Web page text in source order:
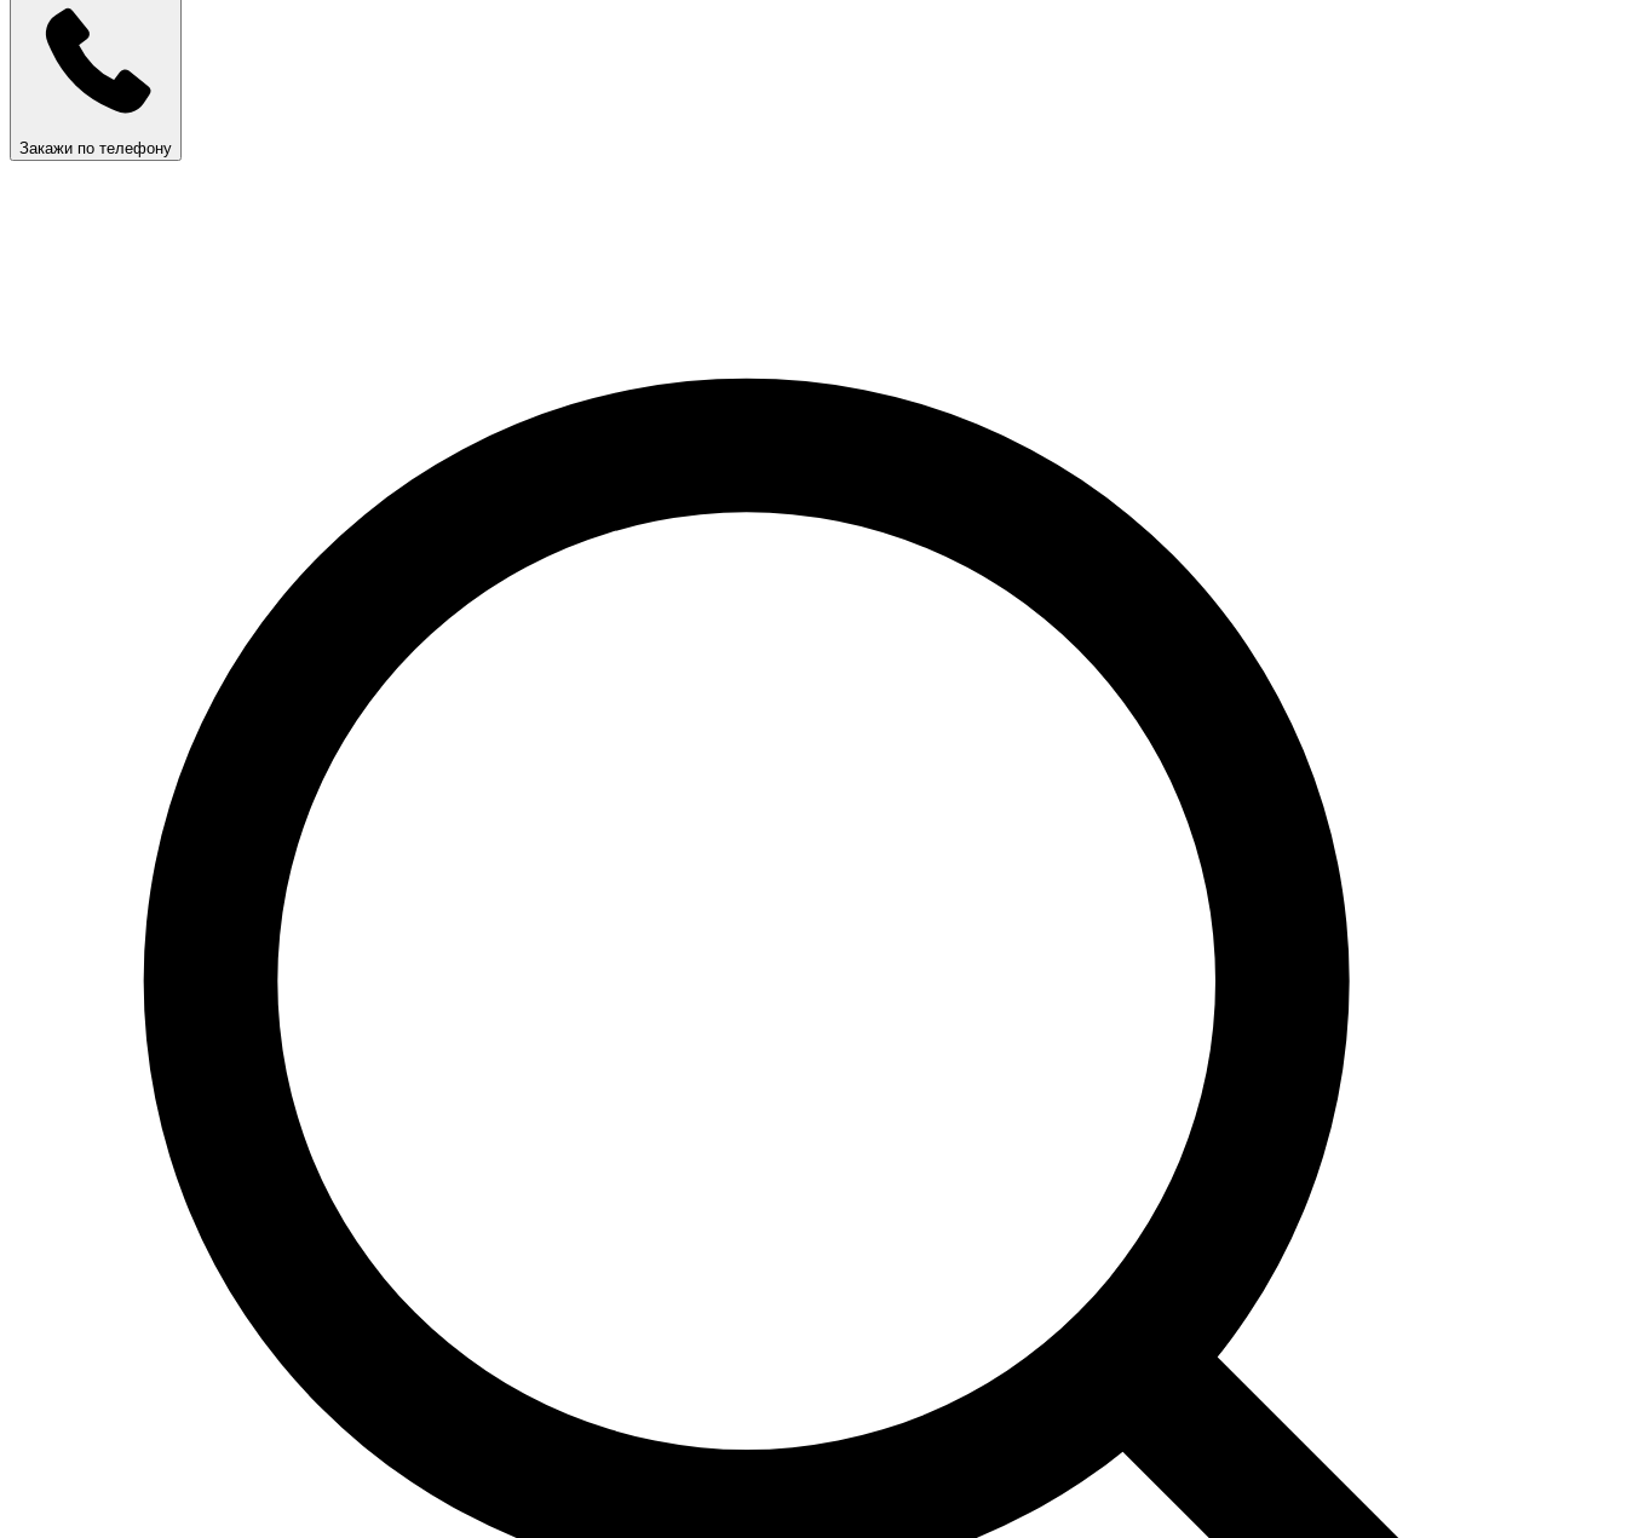
Закажи по телефону